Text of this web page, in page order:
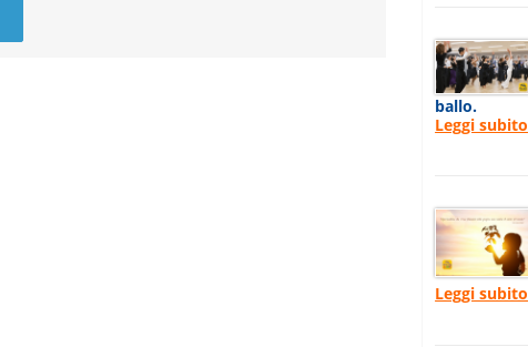
ballo.
Leggi subito
Leggi subito